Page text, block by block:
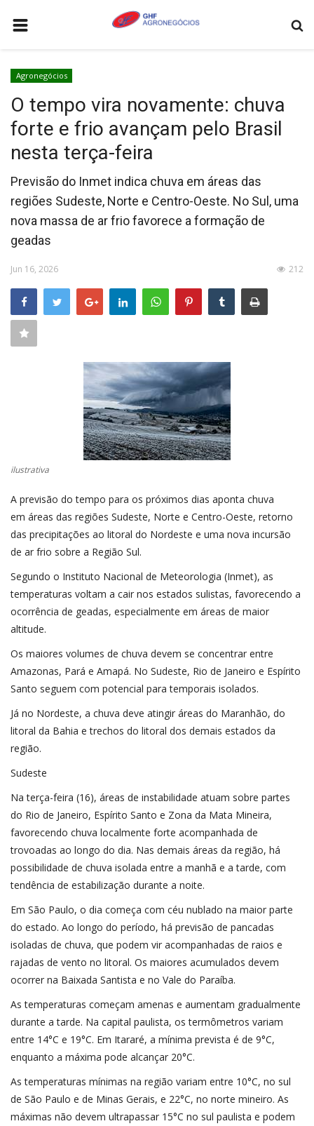
AGRONEGÓCIOS
LEILÕES
FEIRAS E EVENTOS
COTAÇÕES
COMO ANUNCIAR
COLUNISTA
QUEM SOMOS
CONTATO
CONECTE-SE
Agronegócios
O tempo vira novamente: chuva
forte e frio avançam pelo Brasil
nesta terça-feira
Previsão do Inmet indica chuva em áreas das
regiões Sudeste, Norte e Centro-Oeste. No Sul, uma
nova massa de ar frio favorece a formação de
geadas
Jun 16, 2026 212
ilustrativa
A previsão do tempo para os próximos dias aponta chuva
em áreas das regiões Sudeste, Norte e Centro-Oeste, retorno
das precipitações ao litoral do Nordeste e uma nova incursão
de ar frio sobre a Região Sul.
Segundo o Instituto Nacional de Meteorologia (Inmet), as
temperaturas voltam a cair nos estados sulistas, favorecendo a
ocorrência de geadas, especialmente em áreas de maior
altitude.
Os maiores volumes de chuva devem se concentrar entre
Amazonas, Pará e Amapá. No Sudeste, Rio de Janeiro e Espírito
Santo seguem com potencial para temporais isolados.
Já no Nordeste, a chuva deve atingir áreas do Maranhão, do
litoral da Bahia e trechos do litoral dos demais estados da
região.
Sudeste
Na terça-feira (16), áreas de instabilidade atuam sobre partes
do Rio de Janeiro, Espírito Santo e Zona da Mata Mineira,
favorecendo chuva localmente forte acompanhada de
trovoadas ao longo do dia. Nas demais áreas da região, há
possibilidade de chuva isolada entre a manhã e a tarde, com
tendência de estabilização durante a noite.
Em São Paulo, o dia começa com céu nublado na maior parte
do estado. Ao longo do período, há previsão de pancadas
isoladas de chuva, que podem vir acompanhadas de raios e
rajadas de vento no litoral. Os maiores acumulados devem
ocorrer na Baixada Santista e no Vale do Paraíba.
As temperaturas começam amenas e aumentam gradualmente
durante a tarde. Na capital paulista, os termômetros variam
entre 14°C e 19°C. Em Itararé, a mínima prevista é de 9°C,
enquanto a máxima pode alcançar 20°C.
As temperaturas mínimas na região variam entre 10°C, no sul
de São Paulo e de Minas Gerais, e 22°C, no norte mineiro. As
máximas não devem ultrapassar 15°C no sul paulista e podem